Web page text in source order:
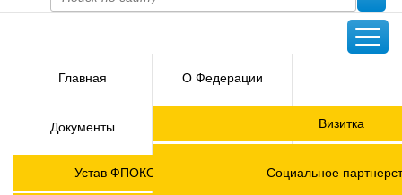
Главная О Федерации
Визитка
Документы
Устав ФПОКО с изменениями от 2026 года
Социальное
Членские